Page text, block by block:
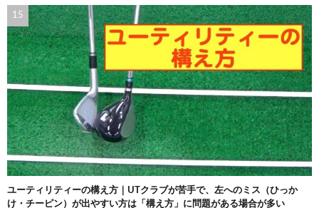
ユーティリティーの構え方｜UTクラブが苦手で、左へのミス（ひっか
け・チーピン）が出やすい方は「構え方」に問題がある場合が多い